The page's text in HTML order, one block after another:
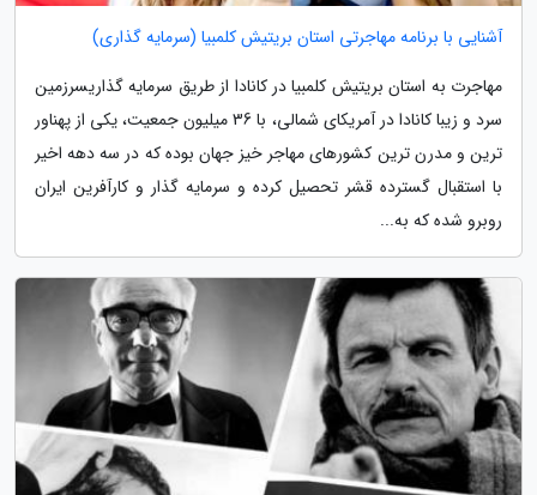
آشنایی با برنامه مهاجرتی استان بریتیش کلمبیا (سرمایه گذاری)
مهاجرت به استان بریتیش کلمبیا در کانادا از طریق سرمایه گذاریسرزمین
سرد و زیبا کانادا در آمریکای شمالی، با 36 میلیون جمعیت، یکی از پهناور
ترین و مدرن ترین کشورهای مهاجر خیز جهان بوده که در سه دهه اخیر
با استقبال گسترده قشر تحصیل کرده و سرمایه گذار و کارآفرین ایران
روبرو شده که به...